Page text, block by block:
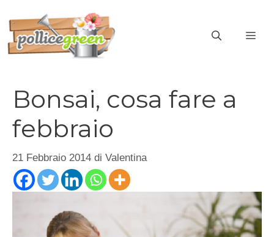
contenuto
Bonsai, cosa fare a
febbraio
21 Febbraio 2014 di Valentina